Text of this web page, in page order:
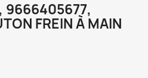
9666405677,
FREIN À MAIN